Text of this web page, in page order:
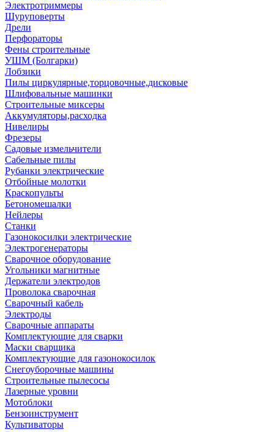
Электротриммеры
Шуруповерты
Дрели
Перфораторы
Фены строительные
УШМ (Болгарки)
Лобзики
Пилы циркулярные,торцовочные,дисковые
Шлифовальные машинки
Строительные миксеры
Аккумуляторы,расходка
Нивелиры
Фрезеры
Садовые измельчители
Сабельные пилы
Рубанки электрические
Отбойные молотки
Краскопульты
Бетономешалки
Нейлеры
Станки
Газонокосилки электрические
Электрогенераторы
Сварочное оборудование
Угольники магнитные
Держатели электродов
Проволока сварочная
Сварочный кабель
Электроды
Сварочные аппараты
Комплектующие для сварки
Маски сварщика
Комплектующие для газонокосилок
Снегоуборочные машины
Строительные пылесосы
Лазерные уровни
Мотоблоки
Бензоинструмент
Культиваторы